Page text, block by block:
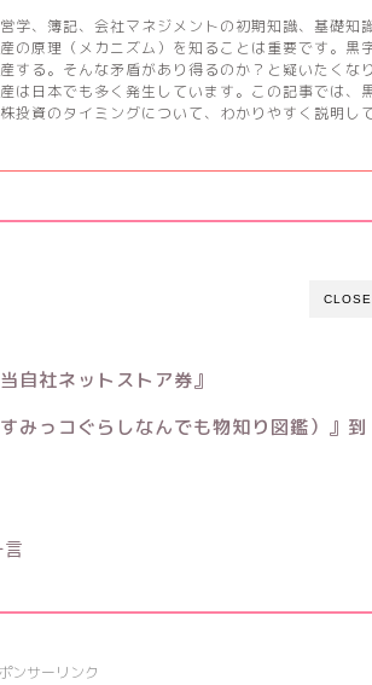
学、簿記、会社マネジメントの初期知識、基礎知
の原理（メカニズム）を知ることは重要です。黒
する。そんな矛盾があり得るのか？と疑いたくな
は日本でも多く発生しています。この記事では、
投資のタイミングについて、わかりやすく説明し
CLOSE
自社ネットストア券』
みっコぐらしなんでも物知り図鑑）』到
ンサーリンク